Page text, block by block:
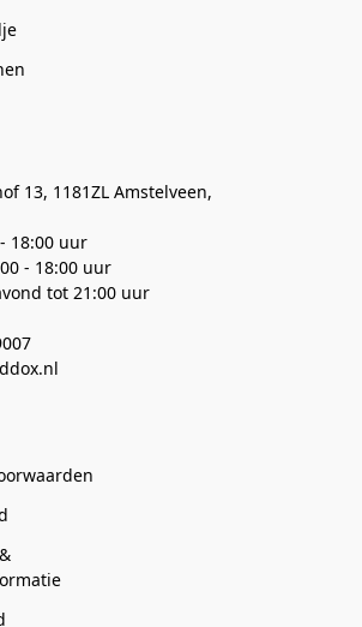
13, 1181ZL Amstelveen,
18:00 uur
- 18:00 uur
tot 21:00 uur